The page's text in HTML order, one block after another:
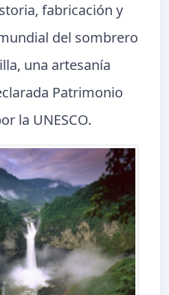
fabricación y
del sombrero
una artesanía
Patrimonio
la UNESCO.